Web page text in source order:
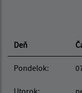
Deň
Pondelok: